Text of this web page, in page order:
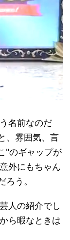
名前なのだ
、雰囲気、言
"のギャップが
外にもちゃん
う。
人の紹介でし
ら暇なときは